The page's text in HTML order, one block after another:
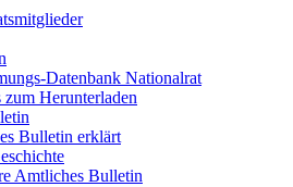
Datenbank Nationalrat
zum Herunterladen
Bulletin erklärt
Amtliches Bulletin